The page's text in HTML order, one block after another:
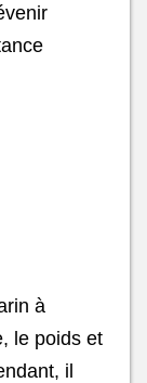
à
le poids et
il